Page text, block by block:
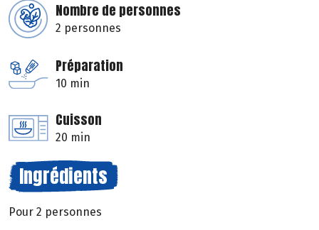
Nombre de personnes
2 personnes
Préparation
10 min
Cuisson
20 min
Ingrédients
Pour 2 personnes